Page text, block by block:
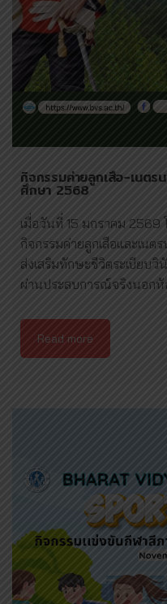
กิจกรรมค่ายลูกเสือ-เนตร
ศึกษา 2568
เมื่อวันที่ 15 มกราคม 2569
กิจกรรมค่ายลูกเสือและเนต
ส่งเสริมทักษะชีวิตระเบียบวิ
ผ่านประสบการณ์จริงนอกห้
Read more